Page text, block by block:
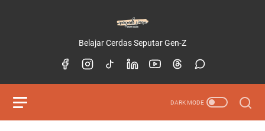
Belajar Cerdas Seputar Gen-Z